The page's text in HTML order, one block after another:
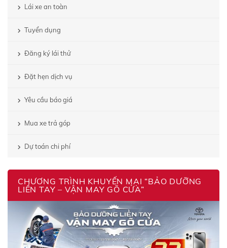
Lái xe an toàn
Tuyển dụng
Đăng ký lái thử
Đặt hẹn dịch vụ
Yêu cầu báo giá
Mua xe trả góp
Dự toán chi phí
CHƯƠNG TRÌNH KHUYẾN MẠI “BẢO DƯỠNG
LIỀN TAY – VẬN MAY GÕ CỬA”